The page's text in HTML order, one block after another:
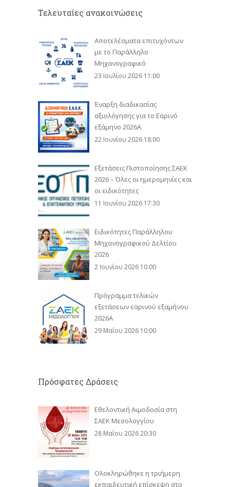
Τελευταίες ανακοινώσεις
Αποτελέσματα επιτυχόντων
με το Παράλληλο
Μηχανογραφικό
23 Ιουλίου 2026 11:00
Έναρξη διαδικασίας
αξιολόγησης για το Εαρινό
εξάμηνο 2026Α
22 Ιουνίου 2026 18:00
Εξετάσεις Πιστοποίησης ΣΑΕΚ
2026 – Όλες οι ημερομηνίες και
οι ειδικότητες
11 Ιουνίου 2026 17:30
Ειδικότητες Παράλληλου
Μηχανογραφικού Δελτίου
2026
2 Ιουνίου 2026 10:00
Πρόγραμμα τελικών
εξετάσεων εαρινού εξαμήνου
2026Α
29 Μαΐου 2026 10:00
Πρόσφατες Δράσεις
Εθελοντική Αιμοδοσία στη
ΣΑΕΚ Μεσολογγίου
28 Μαΐου 2026 20:30
Ολοκληρώθηκε η τριήμερη
εκπαιδευτική επίσκεψη στο